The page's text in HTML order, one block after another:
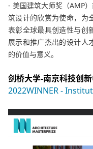
- 美国建筑大师奖（AMP
筑设计的欣赏为使命，为
表彰全球最具创造性与创
展示和推广杰出的设计人
的价值与意义。
剑桥大学-南京科技创
2022WINNER -